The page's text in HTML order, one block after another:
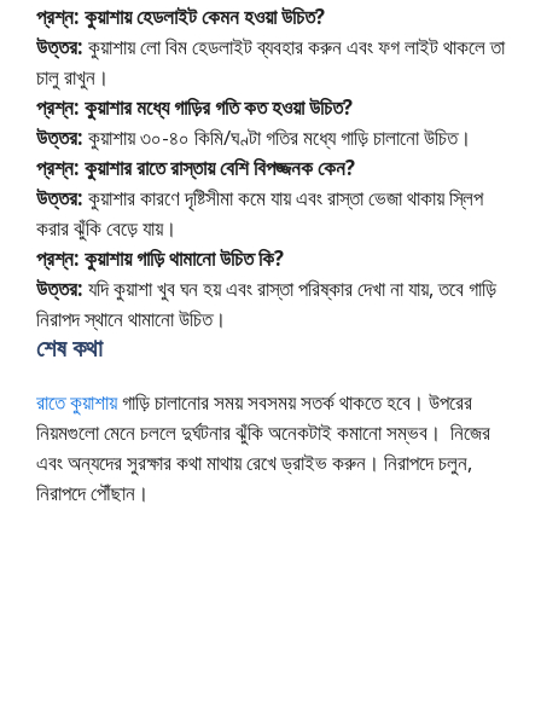
প্রশ্ন: কুয়াশায় হেডলাইট কেমন হওয়া উচিত?
উত্তর: কুয়াশায় লো বিম হেডলাইট ব্যবহার করুন এবং ফগ লাইট থাকলে তা
চালু রাখুন।
প্রশ্ন: কুয়াশার মধ্যে গাড়ির গতি কত হওয়া উচিত?
উত্তর: কুয়াশায় ৩০-৪০ কিমি/ঘণ্টা গতির মধ্যে গাড়ি চালানো উচিত।
প্রশ্ন: কুয়াশার রাতে রাস্তায় বেশি বিপজ্জনক কেন?
উত্তর: কুয়াশার কারণে দৃষ্টিসীমা কমে যায় এবং রাস্তা ভেজা থাকায় স্লিপ
করার ঝুঁকি বেড়ে যায়।
প্রশ্ন: কুয়াশায় গাড়ি থামানো উচিত কি?
উত্তর: যদি কুয়াশা খুব ঘন হয় এবং রাস্তা পরিষ্কার দেখা না যায়, তবে গাড়ি
নিরাপদ স্থানে থামানো উচিত।
শেষ কথা
রাতে কুয়াশায়গাড়ি চালানোর সময় সবসময় সতর্ক থাকতে হবে। উপরের
নিয়মগুলো মেনে চললে দুর্ঘটনার ঝুঁকি অনেকটাই কমানো সম্ভব। নিজের
এবং অন্যদের সুরক্ষার কথা মাথায় রেখে ড্রাইভ করুন। নিরাপদে চলুন,
নিরাপদে পৌঁছান।